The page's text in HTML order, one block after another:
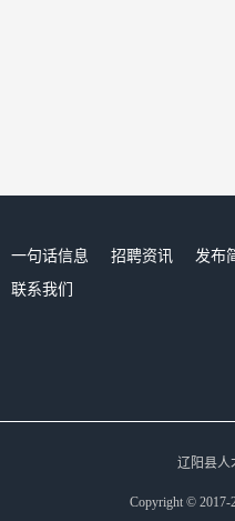
一句话信息 招聘资讯 发布
联系我们
辽阳县人
Copyright © 2017-